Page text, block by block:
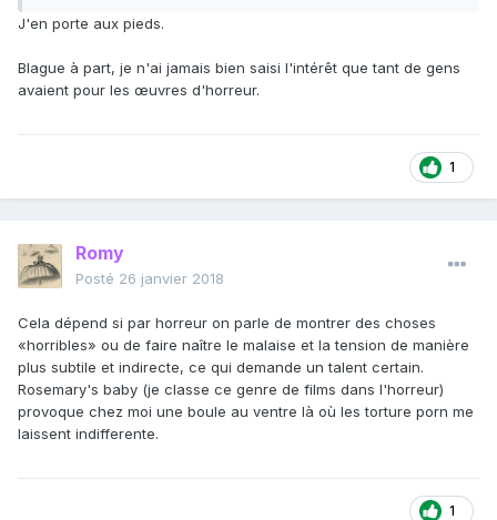
J'en porte aux pieds.
Blague à part, je n'ai jamais bien saisi l'intérêt que tant de gens
avaient pour les œuvres d'horreur.
1
Romy
Posté 26 janvier 2018
Cela dépend si par horreur on parle de montrer des choses
«horribles» ou de faire naître le malaise et la tension de manière
plus subtile et indirecte, ce qui demande un talent certain.
Rosemary's baby (je classe ce genre de films dans l'horreur)
provoque chez moi une boule au ventre là où les torture porn me
laissent indifferente.
1